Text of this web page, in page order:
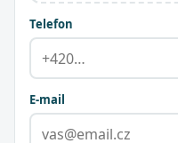
Telefon
E-mail